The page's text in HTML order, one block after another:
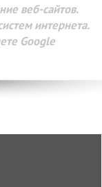
веб-сайтов.
интернета.
Google